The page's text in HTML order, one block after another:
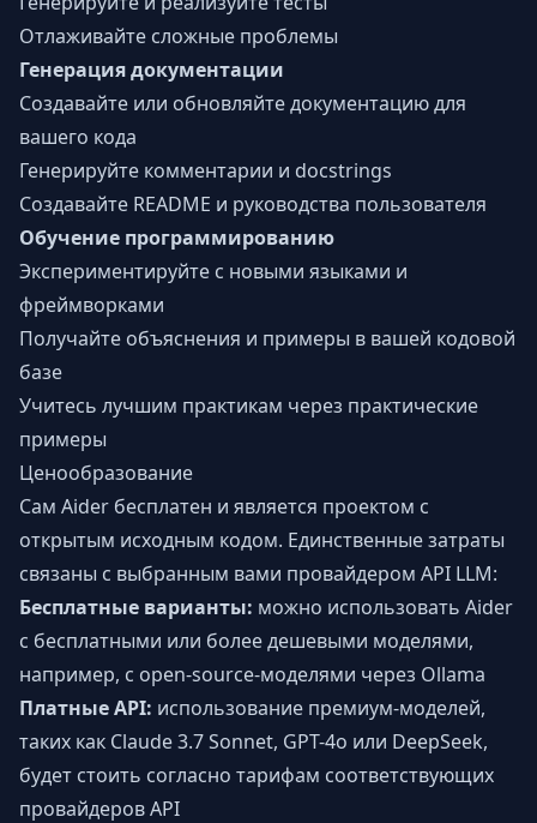
Отлаживайте сложные проблемы
Генерация документации
Создавайте или обновляйте документацию для
вашего кода
Генерируйте комментарии и docstrings
Создавайте README и руководства пользователя
Обучение программированию
Экспериментируйте с новыми языками и
фреймворками
Получайте объяснения и примеры в вашей кодовой
базе
Учитесь лучшим практикам через практические
примеры
Ценообразование
Сам Aider бесплатен и является проектом с
открытым исходным кодом. Единственные затраты
связаны с выбранным вами провайдером API LLM:
Бесплатные варианты: можно использовать Aider
с бесплатными или более дешевыми моделями,
например, с open-source-моделями через Ollama
Платные API: использование премиум-моделей,
таких как Claude 3.7 Sonnet, GPT-4o или DeepSeek,
будет стоить согласно тарифам соответствующих
провайдеров API